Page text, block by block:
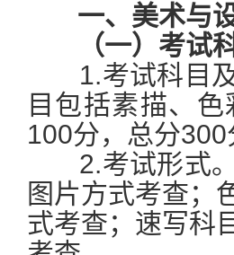
一、美术与
（一）考试科
1.考试科目及
目包括素描、
100分，总分300
2.考试形式。
图片方式考查；
式考查；速写科